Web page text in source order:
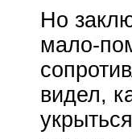
Но
мало-
видел,